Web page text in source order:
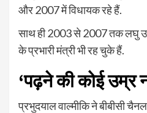
और 2007 में विधायक रहे हैं.
साथ ही 2003 से 2007 तक लघु
के प्रभारी मंत्री भी रह चुके हैं.
‘पढ़ने की कोई उम्र
प्रभुदयाल वाल्मीकि ने बीबीसी